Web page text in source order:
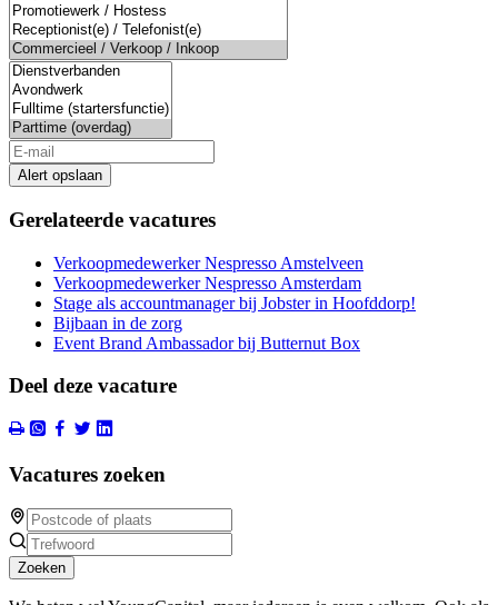
Alert opslaan
Gerelateerde vacatures
Verkoopmedewerker Nespresso Amstelveen
Verkoopmedewerker Nespresso Amsterdam
Stage als accountmanager bij Jobster in Hoofddorp!
Bijbaan in de zorg
Event Brand Ambassador bij Butternut Box
Deel deze vacature
Vacatures zoeken
Zoeken